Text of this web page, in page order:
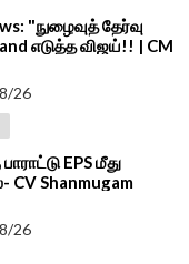
"நுழைவுத் தேர்வு
எடுத்த விஜய்!! | CM
PM Modi
26
EPS மீது
CV Shanmugam
| TVK |
26